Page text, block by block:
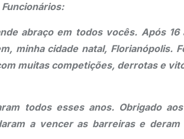
abraço em todos vocês. Após 16
minha cidade natal, Florianópolis.
muitas competições, derrotas e
todos esses anos. Obrigado
a vencer as barreiras e deram